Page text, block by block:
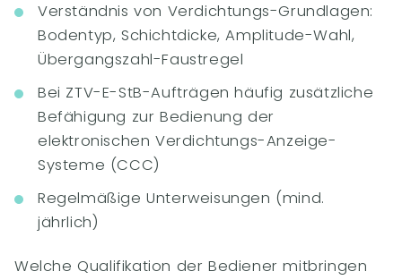
Verständnis von Verdichtungs-Grundlagen:
Bodentyp, Schichtdicke, Amplitude-Wahl,
Übergangszahl-Faustregel
Bei ZTV-E-StB-Aufträgen häufig zusätzliche
Befähigung zur Bedienung der
elektronischen Verdichtungs-Anzeige-
Systeme (CCC)
Regelmäßige Unterweisungen (mind.
jährlich)
Welche Qualifikation der Bediener mitbringen